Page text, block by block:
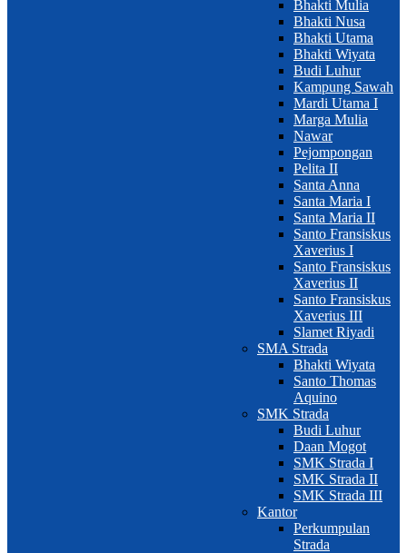
Bhakti Mulia
Bhakti Nusa
Bhakti Utama
Bhakti Wiyata
Budi Luhur
Kampung Sawah
Mardi Utama I
Marga Mulia
Nawar
Pejompongan
Pelita II
Santa Anna
Santa Maria I
Santa Maria II
Santo Fransiskus
Xaverius I
Santo Fransiskus
Xaverius II
Santo Fransiskus
Xaverius III
Slamet Riyadi
SMA Strada
Bhakti Wiyata
Santo Thomas
Aquino
SMK Strada
Budi Luhur
Daan Mogot
SMK Strada I
SMK Strada II
SMK Strada III
Kantor
Perkumpulan
Strada